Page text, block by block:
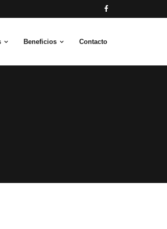
Beneficios Contacto